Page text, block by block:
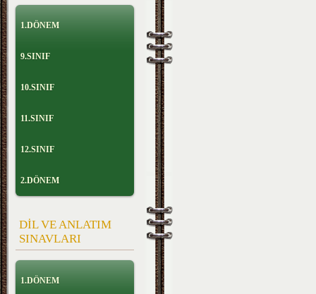
1.DÖNEM
9.SINIF
10.SINIF
11.SINIF
12.SINIF
2.DÖNEM
DİL VE ANLATIM
SINAVLARI
1.DÖNEM